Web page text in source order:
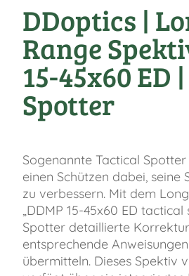
DDoptics |
Range
15-45x60 ED
Spotter
Sogenannte Tactical
einen Schützen dabei, seine
zu verbessern. Mit dem
„DDMP 15-45x60 ED
Spotter detaillierte
entsprechende
übermitteln. Dieses Spektiv